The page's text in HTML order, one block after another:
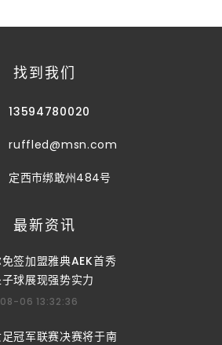
找到我们
13594780020
ruffled@msn.com
定西市绑敢州484号
最新资讯
签加盟雅典AEK首秀
球展现强势实力
06 13:32:36
冠军联赛决赛将于南